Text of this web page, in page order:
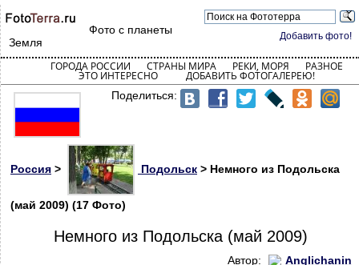
Добавить фото!
Фото с планеты
Земля
ГОРОДА РОССИИ СТРАНЫ МИРА РЕКИ, МОРЯ РАЗНОЕ
ЭТО ИНТЕРЕСНО ДОБАВИТЬ ФОТОГАЛЕРЕЮ!
Поделиться:
Россия > Подольск > Немного из Подольска
(май 2009) (17 Фото)
Немного из Подольска (май 2009)
Автор:
Anglichanin